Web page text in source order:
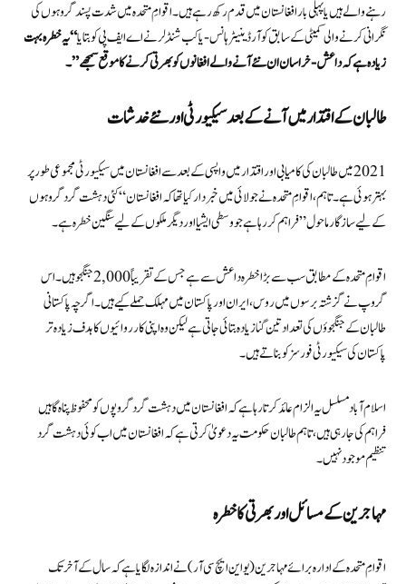
رہنے والے ہیں یا پہلی بار افغانستان میں قدم رکھ رہے ہیں۔ اقوامِ متحدہ میں شدت پسند گروہوں کی
نگرانی کرنے والی کمیٹی کے سابق کوآرڈینیٹر ہانس-یاکب شِنڈلر نے اے ایف پی کو بتایا“ یہ خطرہ بہت
زیادہ ہے کہ داعش-خراسان ان نئے آنے والے افغانوں کو بھرتی کرنے کا موقع سمجھے”۔
طالبان کے اقتدار میں آنے کے بعد سیکیورٹی اور نئے خدشات
2021 میں طالبان کی کامیابی اور اقتدار میں واپسی کے بعد سے افغانستان میں سیکیورٹی مجموعی طور پر
بہتر ہوئی ہے۔ تاہم، اقوامِ متحدہ نے جولائی میں خبردار کیا تھا کہ افغانستان “کئی دہشت گرد گروہوں
کے لیے سازگار ماحول” فراہم کر رہا ہے جو وسطی ایشیا اور دیگر ملکوں کے لیے سنگین خطرہ ہے۔
اقوامِ متحدہ کے مطابق سب سے بڑا خطرہ داعش سے ہے جس کے تقریباً 2,000 جنگجو ہیں۔ اس
گروپ نے گزشتہ برسوں میں روس، ایران اور پاکستان میں مہلک حملے کیے ہیں۔ اگرچہ پاکستانی
طالبان کے جنگجوؤں کی تعداد تین گنا زیادہ بتائی جاتی ہے لیکن وہ اپنی کارروائیوں کا ہدف زیادہ تر
پاکستان کی سیکیورٹی فورسز کو بناتے ہیں۔
اسلام آباد مسلسل یہ الزام عائد کرتا رہا ہے کہ افغانستان میں دہشت گرد گروپوں کو محفوظ پناہ گاہیں
فراہم کی جا رہی ہیں، تاہم طالبان حکومت یہ دعویٰ کرتی ہے کہ افغانستان میں اب کوئی دہشت گرد
تنظیم موجود نہیں۔
مہاجرین کے مسائل اور بھرتی کا خطرہ
اقوامِ متحدہ کے ادارہ برائے مہاجرین (یو این ایچ سی آر) نے اندازہ لگایا ہے کہ سال کے آخر تک